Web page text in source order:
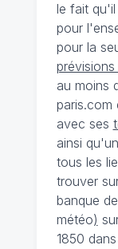
le fait
pour
pour la
au moins
paris.com
avec ses
ainsi
tous les
trouver
banque
météo)
1850